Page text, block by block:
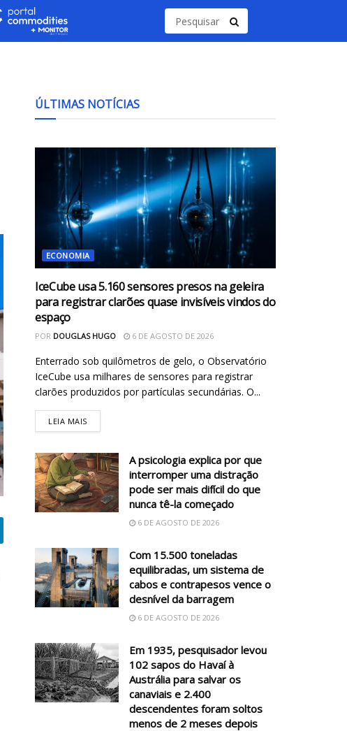
ÚLTIMAS NOTÍCIAS
ECONOMIA
IceCube usa 5.160 sensores presos na geleira
para registrar clarões quase invisíveis vindos do
espaço
POR DOUGLAS HUGO 6 DE AGOSTO DE 2026
Enterrado sob quilômetros de gelo, o Observatório
IceCube usa milhares de sensores para registrar
clarões produzidos por partículas secundárias. O...
LEIA MAIS
A psicologia explica por que
interromper uma distração
pode ser mais difícil do que
nunca tê-la começado
6 DE AGOSTO DE 2026
Com 15.500 toneladas
equilibradas, um sistema de
cabos e contrapesos vence o
desnível da barragem
6 DE AGOSTO DE 2026
Em 1935, pesquisador levou
102 sapos do Havaí à
Austrália para salvar os
canaviais e 2.400
descendentes foram soltos
menos de 2 meses depois